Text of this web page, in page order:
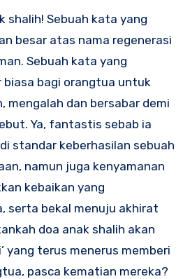
besar atas nama regenerasi
Sebuah kata yang
biasa bagi orangtua untuk
mengalah dan bersabar demi
Ya, fantastis sebab ia
standar keberhasilan sebuah
namun juga kenyamanan
kebaikan yang
serta bekal menuju akhirat
doa anak shalih akan
yang terus menerus memberi
pasca kematian mereka?